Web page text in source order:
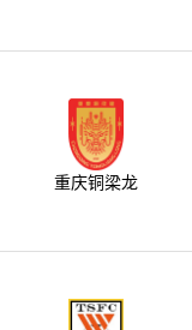
重庆铜梁龙